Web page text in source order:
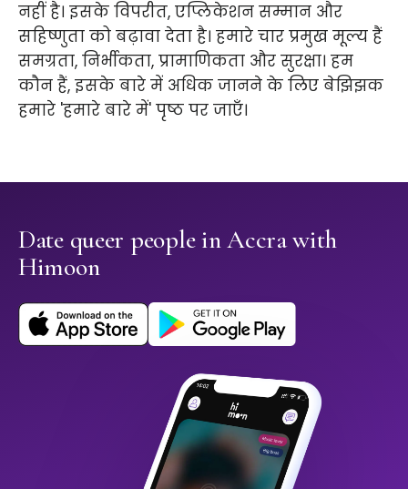
नहीं है। इसके विपरीत, एप्लिकेशन सम्मान और
सहिष्णुता को बढ़ावा देता है। हमारे चार प्रमुख मूल्य हैं
समग्रता, निर्भीकता, प्रामाणिकता और सुरक्षा। हम
कौन हैं, इसके बारे में अधिक जानने के लिए बेझिझक
हमारे 'हमारे बारे में' पृष्ठ पर जाएँ।
Date queer people in Accra with
Himoon